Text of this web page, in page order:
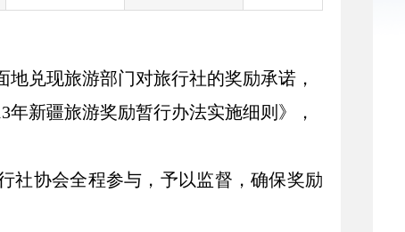
兑现旅游部门对旅行社的奖励承诺，
年新疆旅游奖励暂行办法实施细则》，
社协会全程参与，予以监督，确保奖励